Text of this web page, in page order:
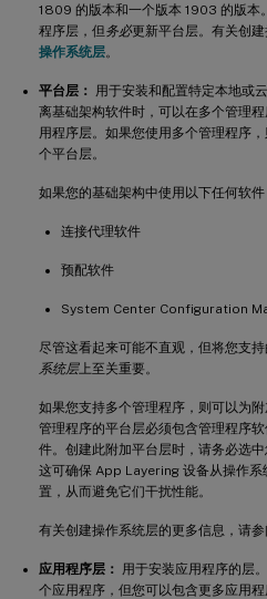
1809 的版本和一个版本 1903 的版本
程序层，但务必更新平台层。有关创
操作系统层。
平台层：
用于安装和配置特定本地或
离基础架构软件时，可以在多个管理
用程序层。如果您使用多个管理程序
个平台层。
如果您的基础架构中使用以下任何软
连接代理软件
预配软件
System Center Configuration
尽管这看起来可能不直观，但将您支
系统层上至关重要。
如果您支持多个管理程序，则可以为
管理程序的平台层必须包含管理程序
件。创建此附加平台层时，请务必选
这可确保 App Layering 设备从操作
置，从而避免它们干扰性能。
有关创建操作系统层的更多信息，请参
应用程序层：
用于安装应用程序的层
个应用程序，但您可以包含更多应用